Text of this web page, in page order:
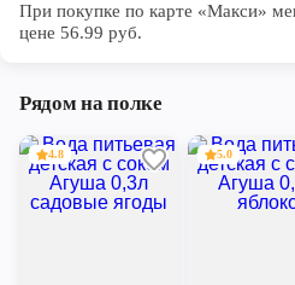
При покупке по карте «Макси»
цене 56.99 руб.
Рядом на полке
4.8 5.0